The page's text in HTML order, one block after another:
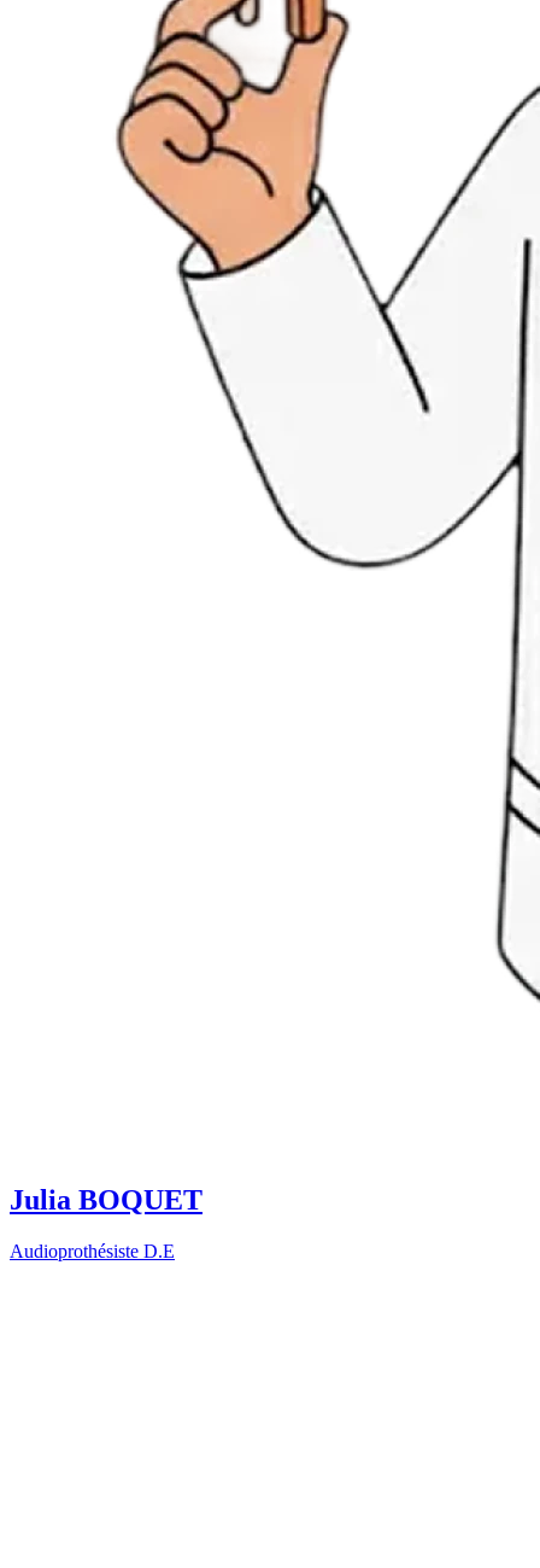
Julia BOQUET
Audioprothésiste D.E